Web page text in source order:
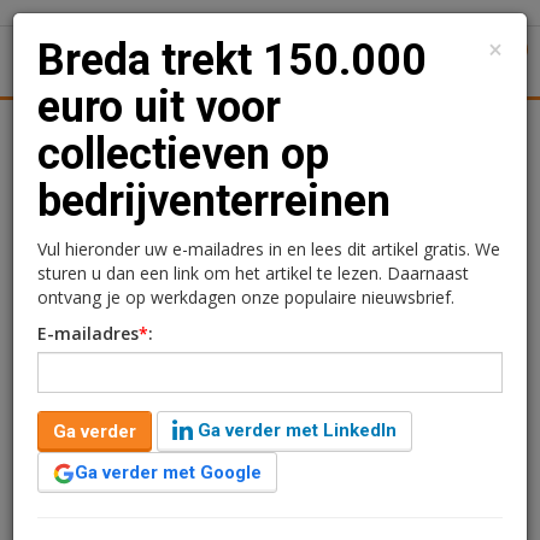
Uitgelicht
Breda trekt 150.000 euro
uit voor collectieven op
bedrijventerreinen
De gemeente Breda komt met een nieuwe subsidie
voor samenwerkingsverbanden op bedrijventerreinen.
Bedrijvenverenigingen, BIZ-organisaties en andere
collectieven kunnen geld aanvragen voor gezamenlijke
×
Breda trekt 150.000
euro uit voor
collectieven op
bedrijventerreinen
Vul hieronder uw e-mailadres in en lees dit artikel gratis. We
sturen u dan een link om het artikel te lezen. Daarnaast
ontvang je op werkdagen onze populaire nieuwsbrief.
E-mailadres*:
Ga verder
Ga verder met LinkedIn
Ga verder met Google